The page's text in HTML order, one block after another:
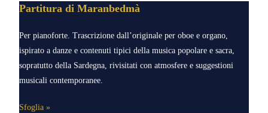
Partitura di Maranbedmà
Per pianoforte. Trascrizione dall’originale per oboe e organo,
ispirato a danze e contenuti tipici della musica popolare e sacra,
sopratutto della Sardegna, rivisitati con atmosfere e suggestioni
musicali contemporanee.
Sfoglia »